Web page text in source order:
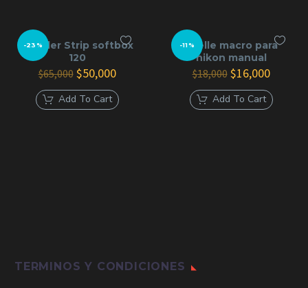
-23%
Alquiler Strip softbox
120
$65,000 El
precio
original
era:
$50,000El
actual
es:
Add To Cart
-11%
Fuelle macro para
nikon manual
$18,000 El
precio
original
era:
$16,000El
actual
es:
Add To Cart
TERMINOS Y CONDICIONES